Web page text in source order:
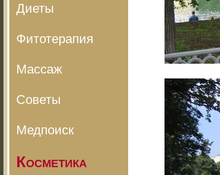
Диеты
Фитотерапия
Массаж
Советы
Медпоиск
Косметика